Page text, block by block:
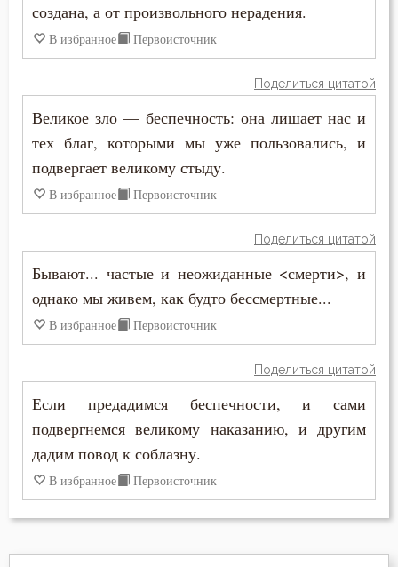
Дух Святой
Духовная жизнь
Еда
Елеосвящение
Женщина
Жестокость
Животные
Жизнь вечная
Забота
создана, а от произвольного нерадения.
В избранное Первоисточник
Поделиться цитатой
Великое зло — беспечность: она лишает нас и
тех благ, которыми мы уже пользовались, и
подвергает великому стыду.
В избранное Первоисточник
Поделиться цитатой
Бывают... частые и неожиданные <смерти>, и
однако мы живем, как будто бессмертные...
В избранное Первоисточник
Поделиться цитатой
Если предадимся беспечности, и сами
подвергнемся великому наказанию, и другим
дадим повод к соблазну.
В избранное Первоисточник